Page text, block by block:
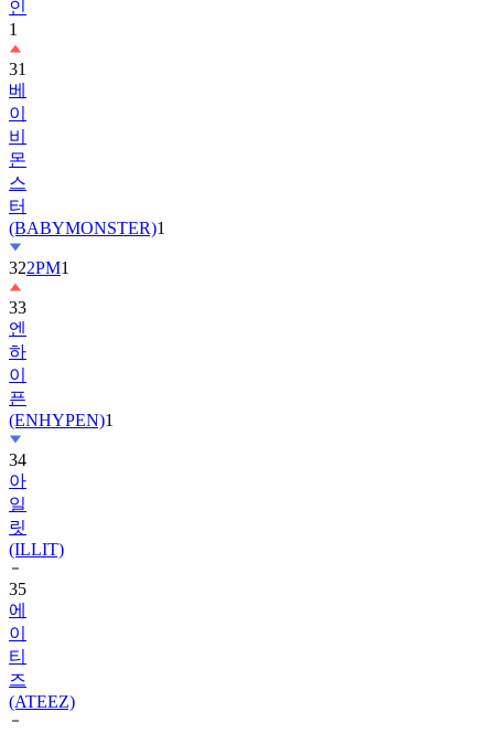
31
베
이
비
몬
스
터
(BABYMONSTER)
322PM1
33
엔
하
이
픈
(ENHYPEN)
34
아
일
릿
(ILLIT)
35
에
이
티
즈
(ATEEZ)
36
제